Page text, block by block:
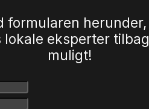
formularen
lokale eksperter
muligt!